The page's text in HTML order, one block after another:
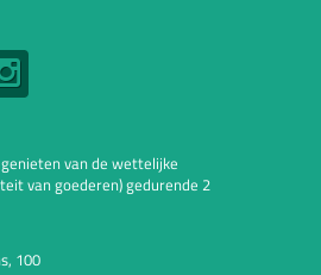
van de wettelijke
van goederen) gedurende 2
100